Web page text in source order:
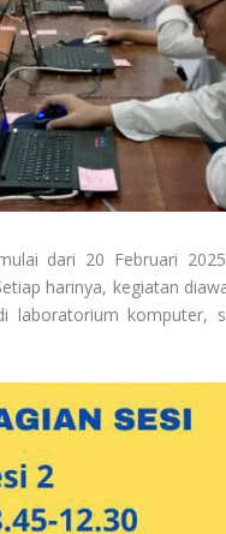
dari 20 Februari
harinya, kegiatan
komputer,